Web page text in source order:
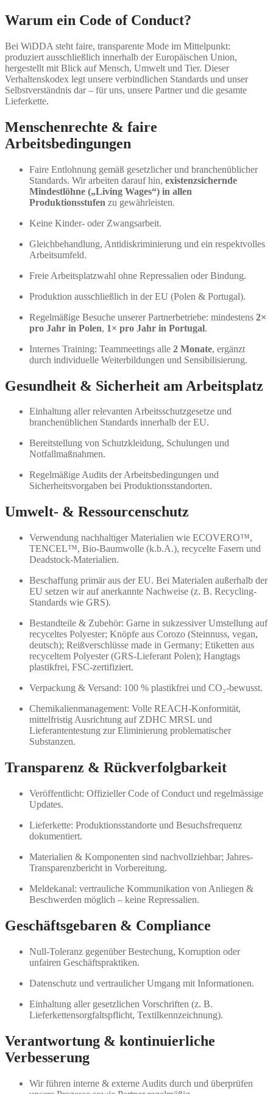
Warum ein Code of Conduct?
Bei WiDDA steht faire, transparente Mode im Mittelpunkt:
produziert ausschließlich innerhalb der Europäischen Union,
hergestellt mit Blick auf Mensch, Umwelt und Tier. Dieser
Verhaltenskodex legt unsere verbindlichen Standards und unser
Selbstverständnis dar – für uns, unsere Partner und die gesamte
Lieferkette.
Menschenrechte & faire
Arbeitsbedingungen
Faire Entlohnung gemäß gesetzlicher und branchenüblicher
Standards. Wir arbeiten darauf hin, existenzsichernde
Mindestlöhne („Living Wages“) in allen
Produktionsstufen zu gewährleisten.
Keine Kinder- oder Zwangsarbeit.
Gleichbehandlung, Antidiskriminierung und ein respektvolles
Arbeitsumfeld.
Freie Arbeitsplatzwahl ohne Repressalien oder Bindung.
Produktion ausschließlich in der EU (Polen & Portugal).
Regelmäßige Besuche unserer Partnerbetriebe: mindestens 2×
pro Jahr in Polen, 1× pro Jahr in Portugal.
Internes Training: Teammeetings alle 2 Monate, ergänzt
durch individuelle Weiterbildungen und Sensibilisierung.
Gesundheit & Sicherheit am Arbeitsplatz
Einhaltung aller relevanten Arbeitsschutzgesetze und
branchenüblichen Standards innerhalb der EU.
Bereitstellung von Schutzkleidung, Schulungen und
Notfallmaßnahmen.
Regelmäßige Audits der Arbeitsbedingungen und
Sicherheitsvorgaben bei Produktionsstandorten.
Umwelt- & Ressourcenschutz
Verwendung nachhaltiger Materialien wie ECOVERO™,
TENCEL™, Bio-Baumwolle (k.b.A.), recycelte Fasern und
Deadstock-Materialien.
Beschaffung primär aus der EU. Bei Materialen außerhalb der
EU setzen wir auf anerkannte Nachweise (z. B. Recycling-
Standards wie GRS).
Bestandteile & Zubehör: Garne in sukzessiver Umstellung auf
recyceltes Polyester; Knöpfe aus Corozo (Steinnuss, vegan,
deutsch); Reißverschlüsse made in Germany; Etiketten aus
recyceltem Polyester (GRS-Lieferant Polen); Hangtags
plastikfrei, FSC-zertifiziert.
Verpackung & Versand: 100 % plastikfrei und CO₂-bewusst.
Chemikalienmanagement: Volle REACH-Konformität,
mittelfristig Ausrichtung auf ZDHC MRSL und
Lieferantentestung zur Eliminierung problematischer
Substanzen.
Transparenz & Rückverfolgbarkeit
Veröffentlicht: Offizieller Code of Conduct und regelmässige
Updates.
Lieferkette: Produktionsstandorte und Besuchsfrequenz
dokumentiert.
Materialien & Komponenten sind nachvollziehbar; Jahres-
Transparenzbericht in Vorbereitung.
Meldekanal: vertrauliche Kommunikation von Anliegen &
Beschwerden möglich – keine Repressalien.
Geschäftsgebaren & Compliance
Null-Toleranz gegenüber Bestechung, Korruption oder
unfairen Geschäftspraktiken.
Datenschutz und vertraulicher Umgang mit Informationen.
Einhaltung aller gesetzlichen Vorschriften (z. B.
Lieferkettensorgfaltspflicht, Textilkennzeichnung).
Verantwortung & kontinuierliche
Verbesserung
Wir führen interne & externe Audits durch und überprüfen